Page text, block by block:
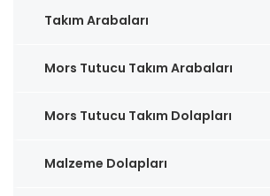
Takım Arabaları
Mors Tutucu Takım Arabaları
Mors Tutucu Takım Dolapları
Malzeme Dolapları